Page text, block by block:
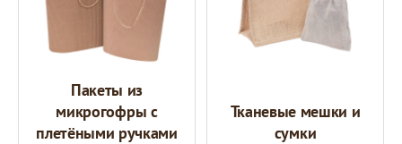
Пакеты из
микрогофры с
плетёными ручками
Тканевые мешки и
сумки